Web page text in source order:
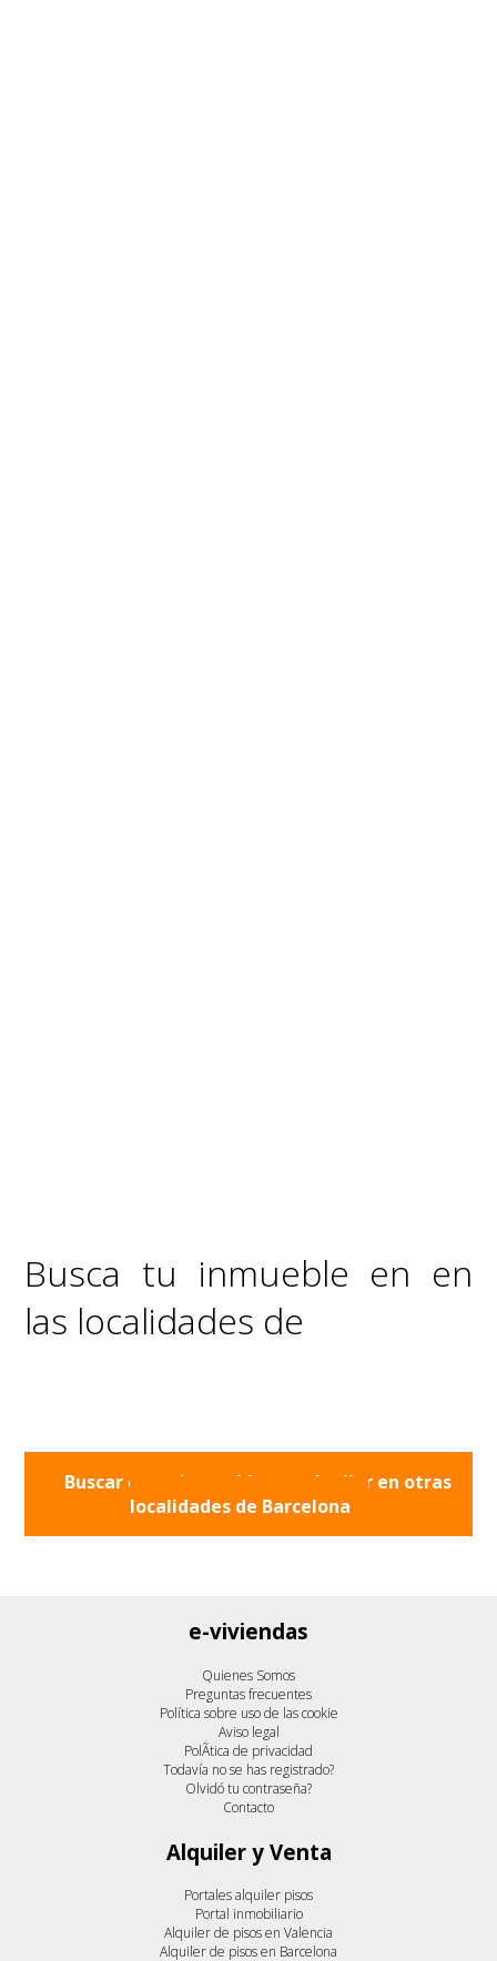
Busca tu inmueble en en
las localidades de
Buscar otros inmuebles en alquiler en otras
localidades de Barcelona
e-viviendas
Quienes Somos
Preguntas frecuentes
Política sobre uso de las cookie
Aviso legal
PolÃ­tica de privacidad
Todavía no se has registrado?
Olvidó tu contraseña?
Contacto
Alquiler y Venta
Portales alquiler pisos
Portal inmobiliario
Alquiler de pisos en Valencia
Alquiler de pisos en Barcelona